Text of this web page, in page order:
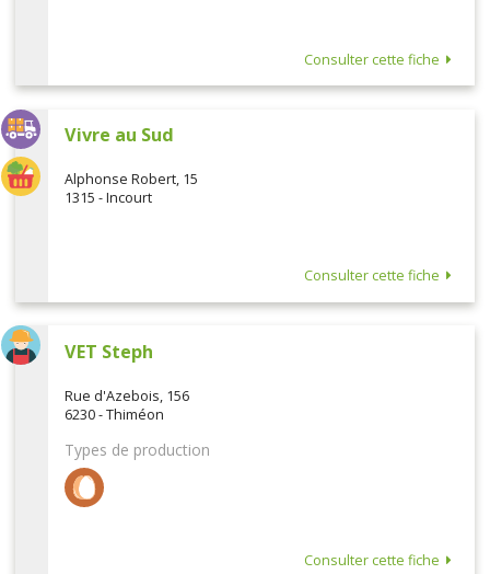
Consulter cette fiche
Vivre au Sud
Alphonse Robert, 15
1315 - Incourt
Consulter cette fiche
VET Steph
Rue d'Azebois, 156
6230 - Thiméon
Types de production
Consulter cette fiche